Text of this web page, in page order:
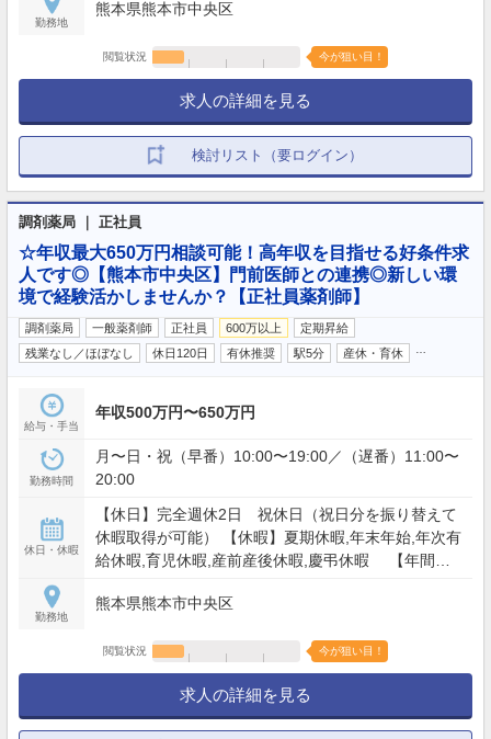
勤務地
熊本県熊本市中央区
閲覧状況 今が狙い目！
求人の詳細を見る
検討リスト（要ログイン）
調剤薬局 ｜ 正社員
☆年収最大650万円相談可能！高年収を目指せる好条件求
人です◎【熊本市中央区】門前医師との連携◎新しい環
境で経験活かしませんか？【正社員薬剤師】
調剤薬局 一般薬剤師 正社員 600万以上
定期昇給
残業なし／ほぼなし
休日120日 有休推奨 駅5分 産休・育休
給与・手当
年収500万円〜650万円
勤務時間
月〜日・祝（早番）10:00〜19:00／（遅番）11:00〜
20:00
休日・休暇
【休日】完全週休2日 祝休日（祝日分を振り替えて
休暇取得が可能） 【休暇】夏期休暇,年末年始,年次有
給休暇,育児休暇,産前産後休暇,慶弔休暇 【年間休
勤務地
熊本県熊本市中央区
閲覧状況 今が狙い目！
求人の詳細を見る